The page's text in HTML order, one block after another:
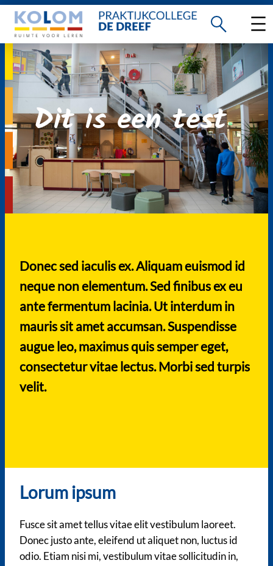
naar
de
inhoud
Dit is een test
Donec sed iaculis ex. Aliquam euismod id
neque non elementum. Sed finibus ex eu
ante fermentum lacinia. Ut interdum in
mauris sit amet accumsan. Suspendisse
augue leo, maximus quis semper eget,
consectetur vitae lectus. Morbi sed turpis
velit.
Lorum ipsum
Fusce sit amet tellus vitae elit vestibulum laoreet.
Donec justo ante, eleifend ut aliquet non, luctus id
odio. Etiam nisi mi, vestibulum vitae sollicitudin in,